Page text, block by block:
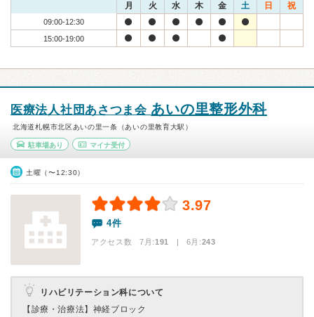
月 火 水 木 金 土 日 祝
09:00-12:30
15:00-19:00
医療法人社団あさつま会 あいの里整形外科
北海道札幌市北区あいの里一条（あいの里教育大駅）
駐車場あり マイナ受付
土曜（〜12:30）
3.97
4件
アクセス数 7月:191 | 6月:243
リハビリテーション科について
【診療・治療法】 神経ブロック